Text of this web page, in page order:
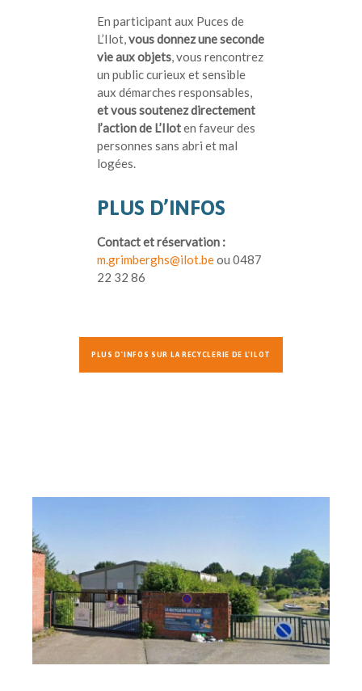
En participant aux Puces de
L’Ilot,vous donnez une seconde
vie aux objets, vous rencontrez
un public curieux et sensible
aux démarches responsables,
et vous soutenez directement
l’action de L’Iloten faveur des
personnes sans abri et mal
logées.
PLUS D’INFOS
Contact et réservation :
m.grimberghs@ilot.beou 0487
22 32 86
PLUS D'INFOS SUR LA RECYCLERIE DE L'ILOT